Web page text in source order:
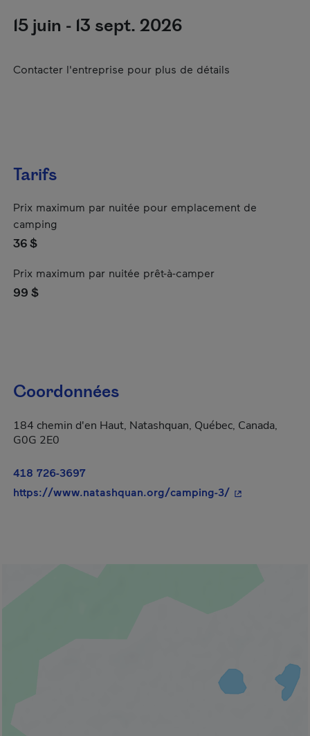
15 juin - 13 sept. 2026
Contacter l'entreprise pour plus de détails
Tarifs
Prix maximum par nuitée pour emplacement de
camping
36 $
Prix maximum par nuitée prêt-à-camper
99 $
Coordonnées
184 chemin d'en Haut, Natashquan, Québec, Canada,
G0G 2E0
418 726-3697
https://www.natashquan.org/camping-3/- Cet